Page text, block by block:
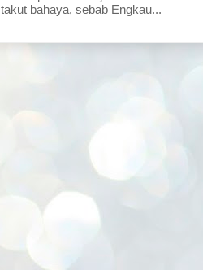
takut bahaya, sebab Engkau...